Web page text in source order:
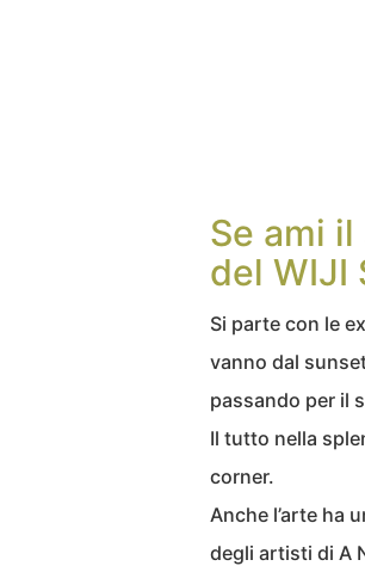
Se ami
del WIJI
Si parte con le
vanno dal
passando per il
Il tutto nella
corner.
Anche l’arte ha
degli artisti di A